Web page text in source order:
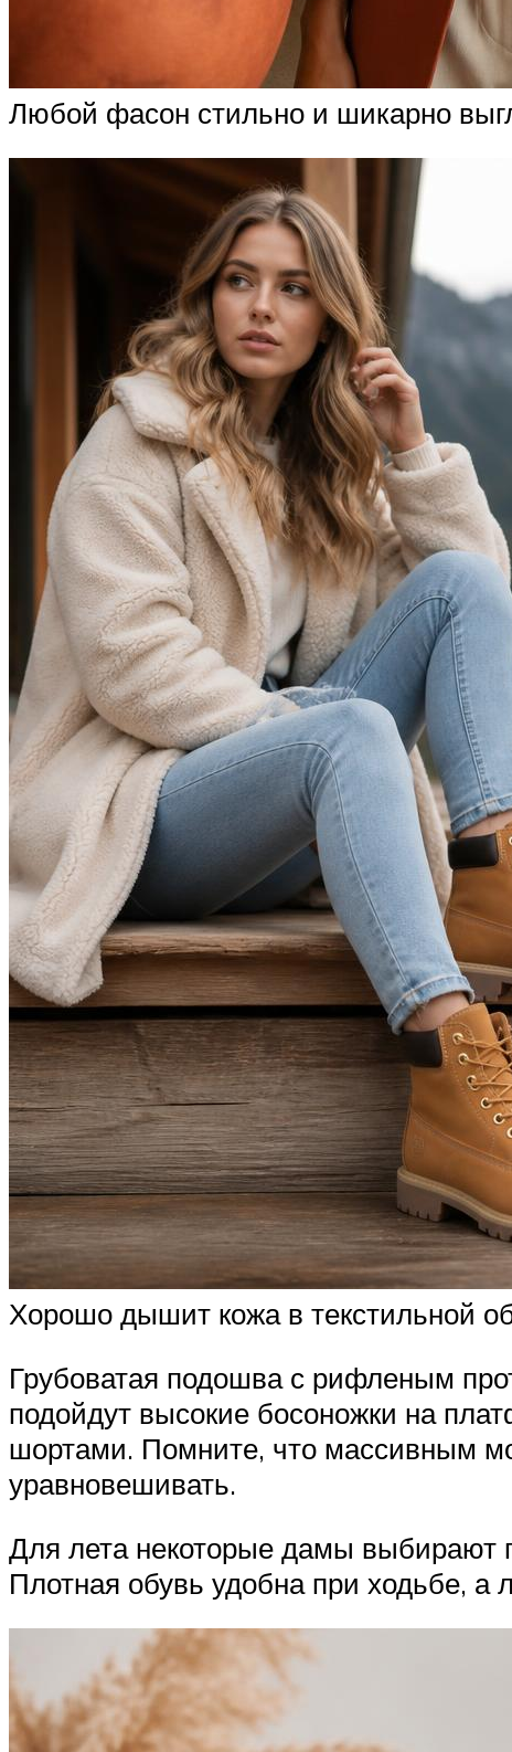
Любой фасон стильно и шикарно
Хорошо дышит кожа в текстильной
Грубоватая подошва с рифленым
подойдут высокие босоножки на
шортами. Помните, что массивным
уравновешивать.
Для лета некоторые дамы выбирают
Плотная обувь удобна при ходьбе, а